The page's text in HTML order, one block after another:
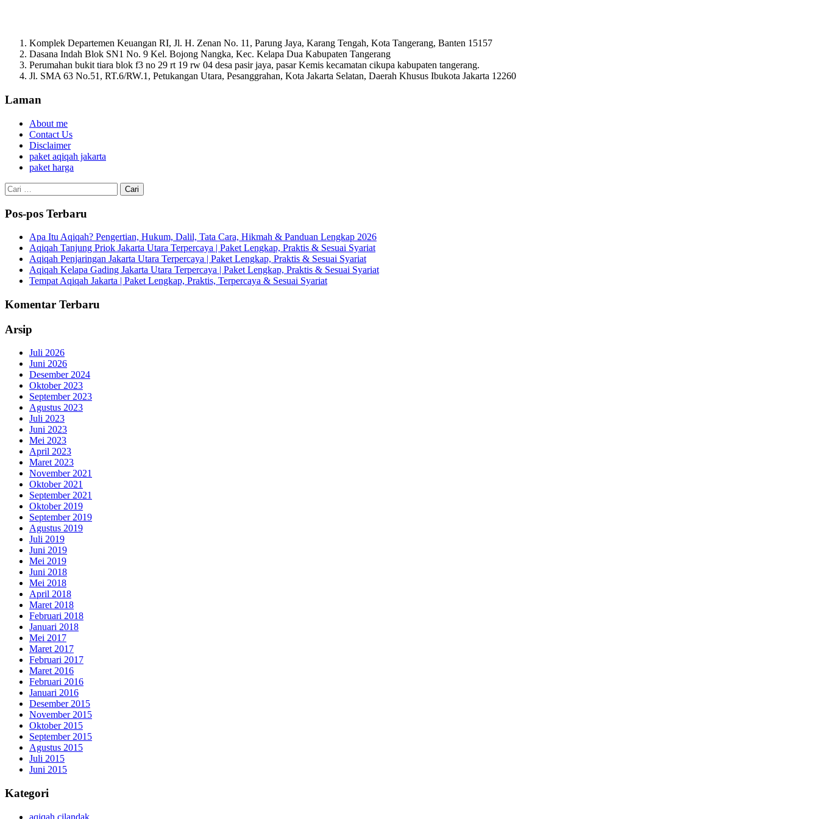
Komplek Departemen Keuangan RI, Jl. H. Zenan No. 11, Parung Jaya, Karang Tengah, Kota Tangerang, Banten 15157
Dasana Indah Blok SN1 No. 9 Kel. Bojong Nangka, Kec. Kelapa Dua Kabupaten Tangerang
Perumahan bukit tiara blok f3 no 29 rt 19 rw 04 desa pasir jaya, pasar Kemis kecamatan cikupa kabupaten tangerang.
Jl. SMA 63 No.51, RT.6/RW.1, Petukangan Utara, Pesanggrahan, Kota Jakarta Selatan, Daerah Khusus Ibukota Jakarta 12260
Laman
About me
Contact Us
Disclaimer
paket aqiqah jakarta
paket harga
Cari
untuk:
Pos-pos Terbaru
Apa Itu Aqiqah? Pengertian, Hukum, Dalil, Tata Cara, Hikmah & Panduan Lengkap 2026
Aqiqah Tanjung Priok Jakarta Utara Terpercaya | Paket Lengkap, Praktis & Sesuai Syariat
Aqiqah Penjaringan Jakarta Utara Terpercaya | Paket Lengkap, Praktis & Sesuai Syariat
Aqiqah Kelapa Gading Jakarta Utara Terpercaya | Paket Lengkap, Praktis & Sesuai Syariat
Tempat Aqiqah Jakarta | Paket Lengkap, Praktis, Terpercaya & Sesuai Syariat
Komentar Terbaru
Arsip
Juli 2026
Juni 2026
Desember 2024
Oktober 2023
September 2023
Agustus 2023
Juli 2023
Juni 2023
Mei 2023
April 2023
Maret 2023
November 2021
Oktober 2021
September 2021
Oktober 2019
September 2019
Agustus 2019
Juli 2019
Juni 2019
Mei 2019
Juni 2018
Mei 2018
April 2018
Maret 2018
Februari 2018
Januari 2018
Mei 2017
Maret 2017
Februari 2017
Maret 2016
Februari 2016
Januari 2016
Desember 2015
November 2015
Oktober 2015
September 2015
Agustus 2015
Juli 2015
Juni 2015
Kategori
aqiqah cilandak